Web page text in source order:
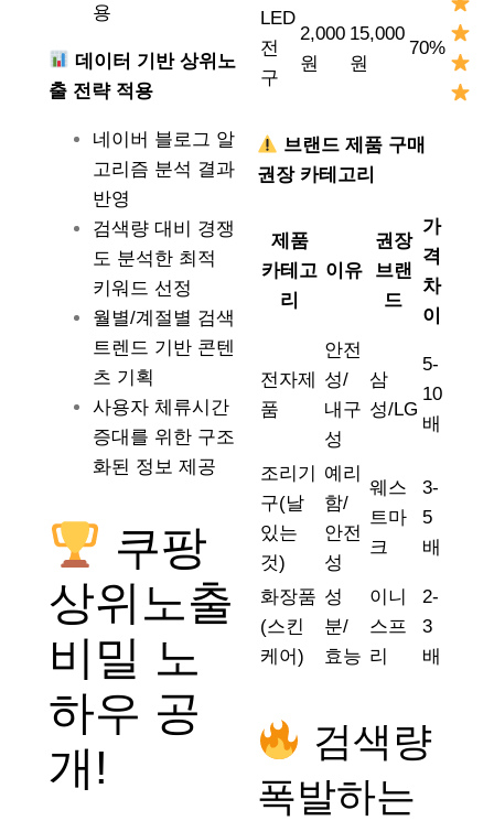
용
데이터 기반 상위노
출 전략 적용
네이버 블로그 알
고리즘 분석 결과
반영
검색량 대비 경쟁
도 분석한 최적
키워드 선정
월별/계절별 검색
트렌드 기반 콘텐
츠 기획
사용자 체류시간
증대를 위한 구조
화된 정보 제공
쿠팡
상위노출
비밀 노
하우 공
개!
LED
전
구
2,000
원
15,000
원
70%
브랜드 제품 구매
권장 카테고리
제품
카테고
리
이유
권장
브랜
드
가
격
차
이
전자제
품
안전
성/
내구
성
삼
성/LG
5-
10
배
조리기
구(날
있는
것)
예리
함/
안전
성
웨스
트마
크
3-
5
배
화장품
(스킨
케어)
성
분/
효능
이니
스프
리
2-
3
배
검색량
폭발하는